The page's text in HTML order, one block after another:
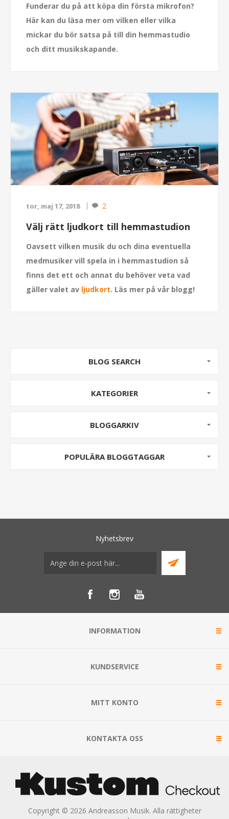
Funderar du på att köpa din första mikrofon?
Här kan du läsa mer om vilken eller vilka
mickar du bör satsa på till din hemmastudio
och ditt musikskapande.
tor, maj 17, 2018 2
Välj rätt ljudkort till hemmastudion
Oavsett vilken musik du och dina eventuella
medmusiker vill spela in i hemmastudion så
finns det ett och annat du behöver veta vad
gäller valet av ljudkort. Läs mer på vår blogg!
BLOG SEARCH
KATEGORIER
BLOGGARKIV
POPULÄRA BLOGGTAGGAR
Nyhetsbrev
INFORMATION
KUNDSERVICE
MITT KONTO
KONTAKTA OSS
Copyright © 2026 Andreasson Musik. Alla rättigheter